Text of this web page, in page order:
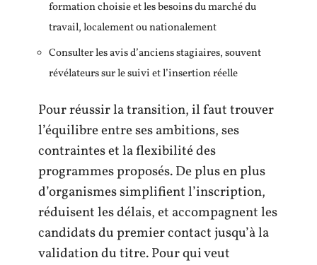
formation choisie et les besoins du marché du
travail, localement ou nationalement
Consulter les avis d’anciens stagiaires, souvent
révélateurs sur le suivi et l’insertion réelle
Pour réussir la transition, il faut trouver
l’équilibre entre ses ambitions, ses
contraintes et la flexibilité des
programmes proposés. De plus en plus
d’organismes simplifient l’inscription,
réduisent les délais, et accompagnent les
candidats du premier contact jusqu’à la
validation du titre. Pour qui veut